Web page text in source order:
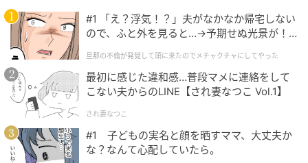
自分が家のしきたりに心から馴染めていないことを見
透かされているような、あるいは馴染まない人間を遠
回しに責められているような気持ちになる。
妻に打ち明けたこともあるが、「お義母さんは悪気な
いんだよ」と言って話が終わった。
それは分かっている。分かっているうえで、なお引っ
かかる。その二層構造がまたモヤモヤを重ねる。
#1 「え？浮気！？」夫がなかなか帰宅しない
ので、ふと外を見ると…→予期せぬ光景が！
クチャにしてやった
旦那の不倫が発覚して頭に来たのでメチャクチャにしてやった
最初に感じた違和感…普段マメに連絡をして
こない夫からのLINE【され妻なつこ Vol.1】
され妻なつこ
#1 子どもの実名と顔を晒すママ、大丈夫か
な？なんて心配していたら。